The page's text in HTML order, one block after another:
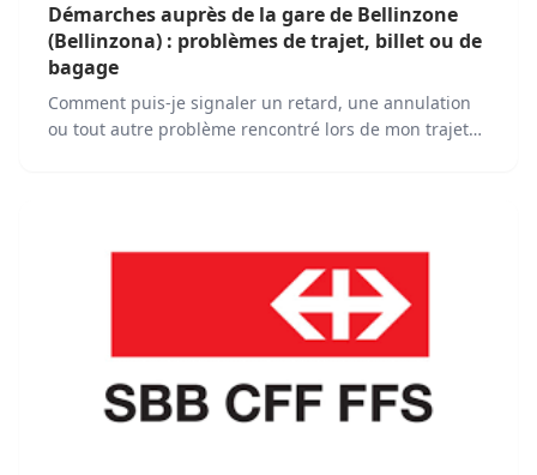
Démarches auprès de la gare de Bellinzone
(Bellinzona) : problèmes de trajet, billet ou de
bagage
Comment puis-je signaler un retard, une annulation
ou tout autre problème rencontré lors de mon trajet